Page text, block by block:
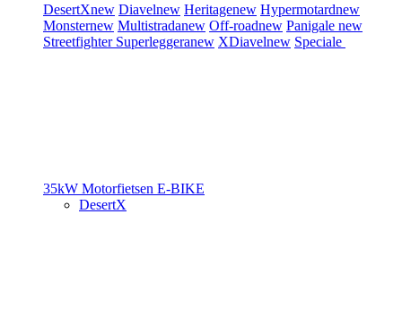
DesertXnew Diavelnew Heritagenew Hypermotardnew
Monsternew Multistradanew Off-roadnew Panigale new
Streetfighter Superleggeranew XDiavelnew Speciale
35kW Motorfietsen E-BIKE
DesertX